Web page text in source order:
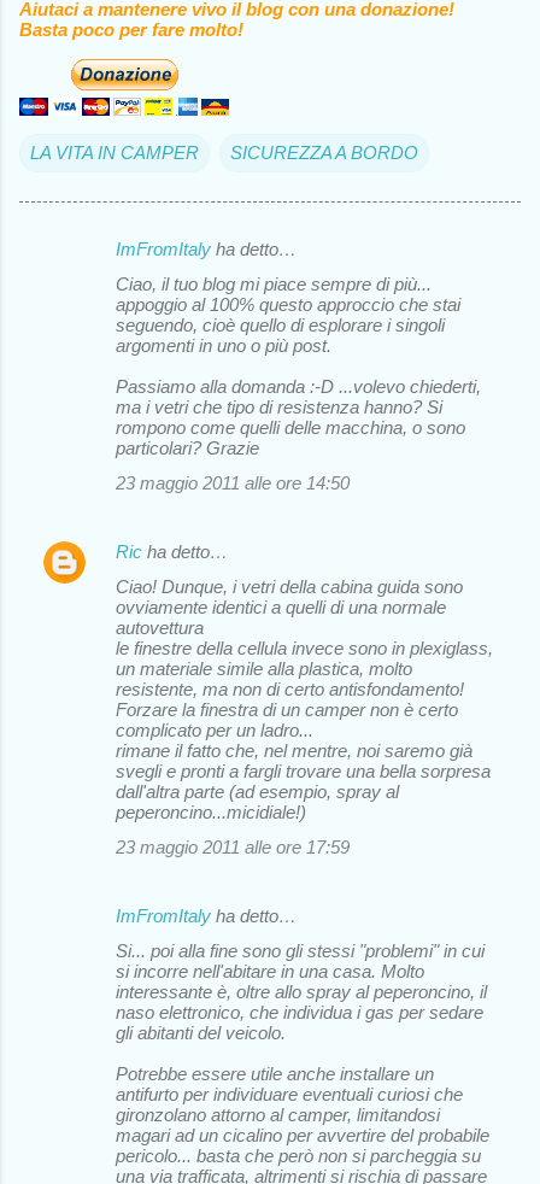
Aiutaci a mantenere vivo il blog con una donazione!
Basta poco per fare molto!
LA VITA IN CAMPER SICUREZZA A BORDO
ImFromItaly ha detto…
Ciao, il tuo blog mi piace sempre di più...
appoggio al 100% questo approccio che stai
seguendo, cioè quello di esplorare i singoli
argomenti in uno o più post.
Passiamo alla domanda :-D ...volevo chiederti,
ma i vetri che tipo di resistenza hanno? Si
rompono come quelli delle macchina, o sono
particolari? Grazie
23 maggio 2011 alle ore 14:50
Ric ha detto…
Ciao! Dunque, i vetri della cabina guida sono
ovviamente identici a quelli di una normale
autovettura
le finestre della cellula invece sono in plexiglass,
un materiale simile alla plastica, molto
resistente, ma non di certo antisfondamento!
Forzare la finestra di un camper non è certo
complicato per un ladro...
rimane il fatto che, nel mentre, noi saremo già
svegli e pronti a fargli trovare una bella sorpresa
dall'altra parte (ad esempio, spray al
peperoncino...micidiale!)
23 maggio 2011 alle ore 17:59
ImFromItaly ha detto…
Si... poi alla fine sono gli stessi "problemi" in cui
si incorre nell'abitare in una casa. Molto
interessante è, oltre allo spray al peperoncino, il
naso elettronico, che individua i gas per sedare
gli abitanti del veicolo.
Potrebbe essere utile anche installare un
antifurto per individuare eventuali curiosi che
gironzolano attorno al camper, limitandosi
magari ad un cicalino per avvertire del probabile
pericolo... basta che però non si parcheggia su
una via trafficata, altrimenti si rischia di passare